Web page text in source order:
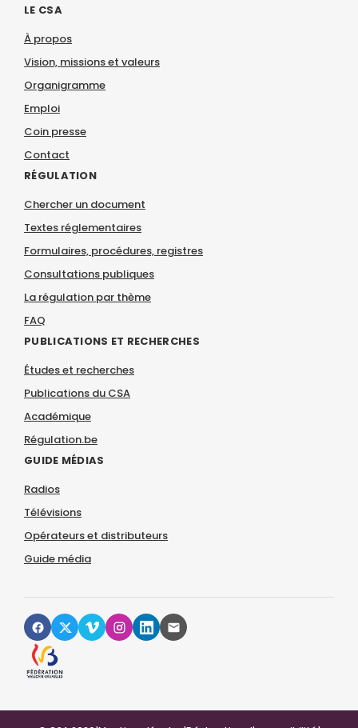
LE CSA
À propos
Vision, missions et valeurs
Organigramme
Emploi
Coin presse
Contact
RÉGULATION
Chercher un document
Textes réglementaires
Formulaires, procédures, registres
Consultations publiques
La régulation par thème
FAQ
PUBLICATIONS ET RECHERCHES
Études et recherches
Publications du CSA
Académique
Régulation.be
GUIDE MÉDIAS
Radios
Télévisions
Opérateurs et distributeurs
Guide média